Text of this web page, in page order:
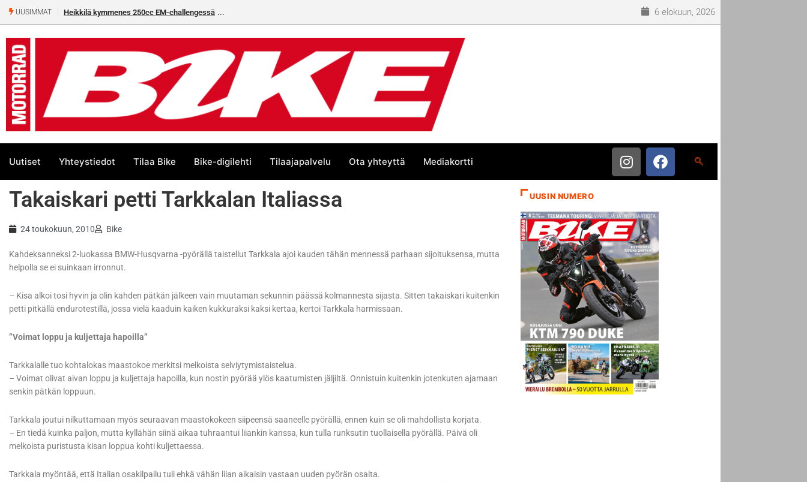
UUSIMMAT Heikkilä kymmenes 250cc EM-challengessä 6 elokuun, 2026
Uutiset Yhteystiedot Tilaa Bike Bike-digilehti Tilaajapalvelu Ota yhteyttä Mediakortti
Takaiskari petti Tarkkalan Italiassa
24 toukokuun, 2010 Bike
Kahdeksanneksi 2-luokassa BMW-Husqvarna -pyörällä taistellut Tarkkala ajoi kauden tähän mennessä parhaan sijoituksensa, mutta
helpolla se ei suinkaan irronnut.
– Kisa alkoi tosi hyvin ja olin kahden pätkän jälkeen vain muutaman sekunnin päässä kolmannesta sijasta. Sitten takaiskari kuitenkin
petti pitkällä endurotestillä, jossa vielä kaaduin kaiken kukkuraksi kaksi kertaa, kertoi Tarkkala harmissaan.
”Voimat loppu ja kuljettaja hapoilla”
Tarkkalalle tuo kohtalokas maastokoe merkitsi melkoista selviytymistaistelua.
– Voimat olivat aivan loppu ja kuljettaja hapoilla, kun nostin pyörää ylös kaatumisten jäljiltä. Onnistuin kuitenkin jotenkuten ajamaan
senkin pätkän loppuun.
Tarkkala joutui nilkuttamaan myös seuraavan maastokokeen siipeensä saaneelle pyörällä, ennen kuin se oli mahdollista korjata.
– En tiedä kuinka paljon, mutta kyllähän siinä aikaa tuhraantui liiankin kanssa, kun tulla runksutin tuollaisella pyörällä. Päivä oli
melkoista puristusta kisan loppua kohti kuljettaessa.
Tarkkala myöntää, että Italian osakilpailu tuli ehkä vähän liian aikaisin vastaan uuden pyörän osalta.
UUSIN NUMERO